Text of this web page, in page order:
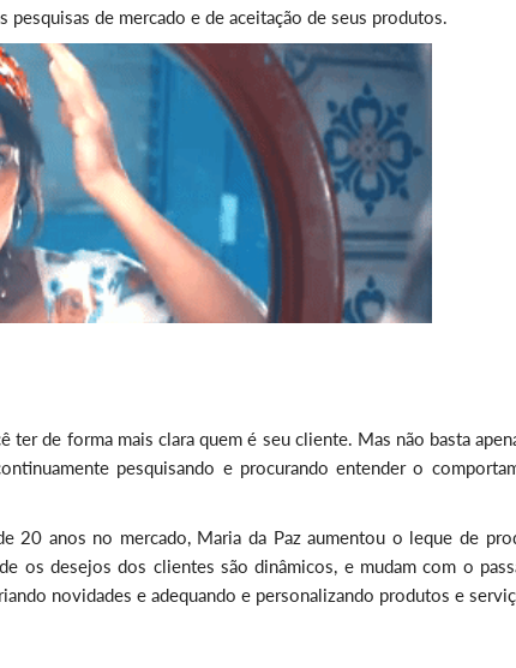
de mercado e de aceitação de seus produtos.
de forma mais clara quem é seu cliente. Mas não basta
pesquisando e procurando entender o
20 anos no mercado, Maria da Paz aumentou o leque de
os desejos dos clientes são dinâmicos, e mudam com o
novidades e adequando e personalizando produtos e